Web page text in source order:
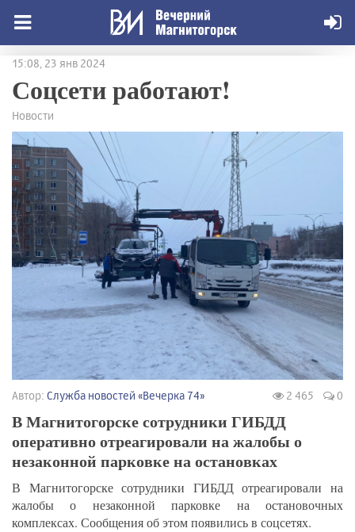
15:08, 23 янв 2024
Соцсети работают!
Новости
Автор: Служба новостей «Вечерка 74» 2 465 0
В Магнитогорске сотрудники ГИБДД
оперативно отреагировали на жалобы о
незаконной парковке на остановках
В Магнитогорске сотрудники ГИБДД отреагировали на
жалобы о незаконной парковке на остановочных
комплексах. Сообщения об этом появились в соцсетях.